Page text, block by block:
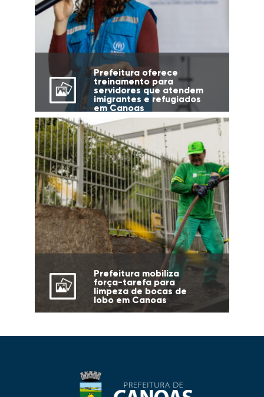
Prefeitura oferece
treinamento para
servidores que atendem
imigrantes e refugiados
em Canoas
Prefeitura mobiliza
força-tarefa para
limpeza de bocas de
lobo em Canoas